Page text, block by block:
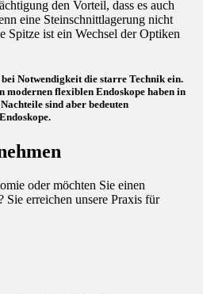
den Vorteil, dass es auch
eine Steinschnittlagerung nicht
ist ein Wechsel der Optiken
Notwendigkeit die starre Technik ein.
modernen flexiblen Endoskope haben in
sind aber bedeuten
oder möchten Sie einen
Sie erreichen unsere Praxis für